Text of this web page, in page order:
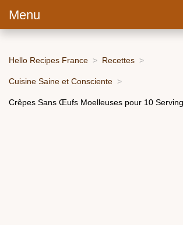
Menu
Hello Recipes France Recettes
Cuisine Saine et Consciente
Crêpes Sans Œufs Moelleuses pour 10